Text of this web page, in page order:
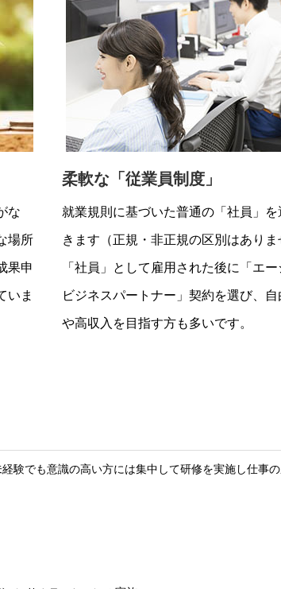
な
場所
果申
いま
柔軟な「従業員制度」
就業規則に基づいた普通の「社員」
きます（正規・非正規の区別はあり
「社員」として雇用された後に「エ
ビジネスパートナー」契約を選び、
や高収入を目指す方も多いです。
験でも意識の高い方には集中して研修を実施し仕事